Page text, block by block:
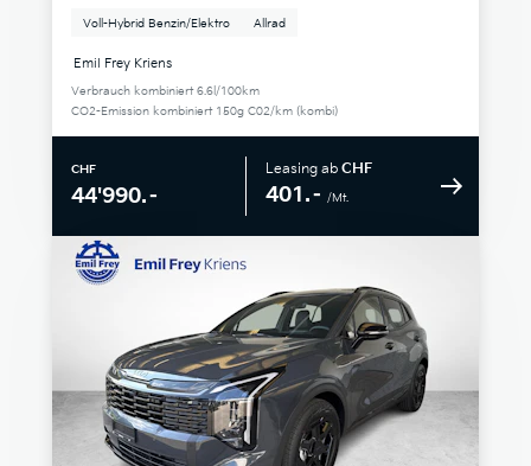
Voll-Hybrid Benzin/Elektro Allrad
Emil Frey Kriens
Verbrauch kombiniert 6.6l/100km
CO2-Emission kombiniert 150g C02/km (kombi)
CHF
44'990.–
Leasing ab CHF
401.– /Mt.